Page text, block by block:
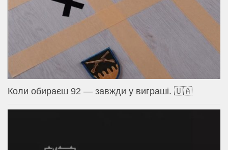
Коли обираєш 92 — завжди у виграші. 🇺🇦